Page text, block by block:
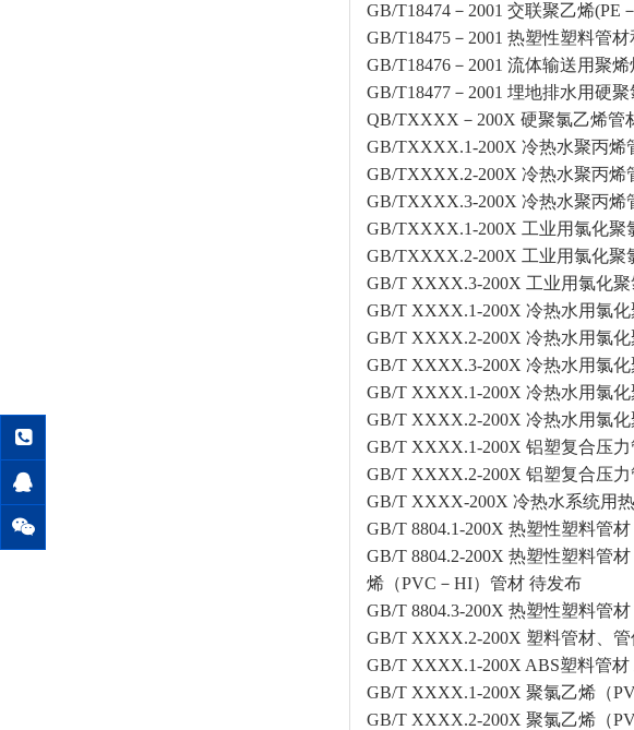
GB/T18474－2001 交联聚乙烯
GB/T18475－2001 热塑性塑料管
GB/T18476－2001 流体输送用聚
GB/T18477－2001 埋地排水用硬
QB/TXXXX－200X 硬聚氯乙烯管
GB/TXXXX.1-200X 冷热水聚丙烯
GB/TXXXX.2-200X 冷热水聚丙烯
GB/TXXXX.3-200X 冷热水聚丙烯
GB/TXXXX.1-200X 工业用氯化聚
GB/TXXXX.2-200X 工业用氯化聚
GB/T XXXX.3-200X 工业用氯化
GB/T XXXX.1-200X 冷热水用氯
GB/T XXXX.2-200X 冷热水用氯
GB/T XXXX.3-200X 冷热水用氯
GB/T XXXX.1-200X 冷热水用氯
GB/T XXXX.2-200X 冷热水用氯
GB/T XXXX.1-200X 铝塑复合压
GB/T XXXX.2-200X 铝塑复合压
GB/T XXXX-200X 冷热水系统用
GB/T 8804.1-200X 热塑性塑料管
GB/T 8804.2-200X 热塑性塑料管
烯（PVC－HI）管材 待发布
GB/T 8804.3-200X 热塑性塑料管
GB/T XXXX.2-200X 塑料管材、
GB/T XXXX.1-200X ABS塑料管材
GB/T XXXX.1-200X 聚氯乙烯（
GB/T XXXX.2-200X 聚氯乙烯（